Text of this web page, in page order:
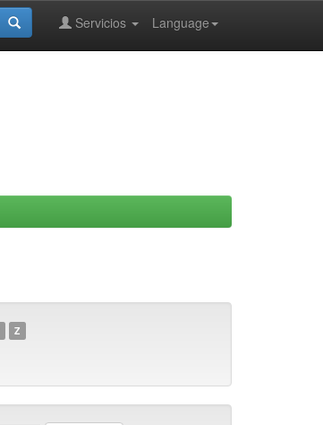
Language
Servicios
Z